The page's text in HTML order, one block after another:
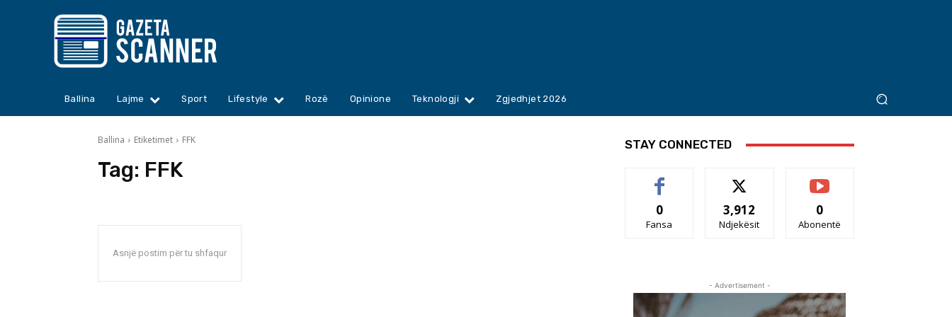
Ballina Lajme Sport Lifestyle Rozë Opinione Teknologji Zgjedhjet 2026
Ballina Etiketimet FFK
Tag: FFK
Asnjë postim për tu shfaqur
STAY CONNECTED
0
Fansa
3,912
Ndjekësit
0
Abonentë
- Advertisement -